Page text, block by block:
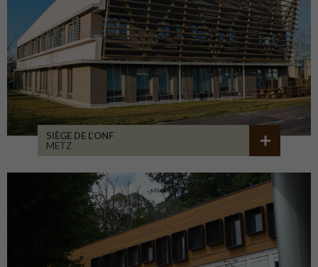
SIÈGE DE L’ONF
METZ